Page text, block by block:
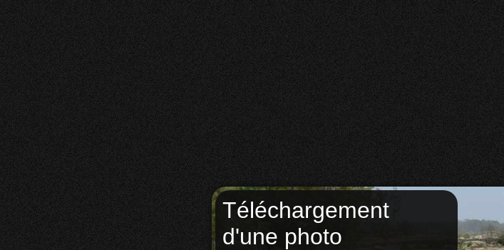
Téléchargement
d'une photo